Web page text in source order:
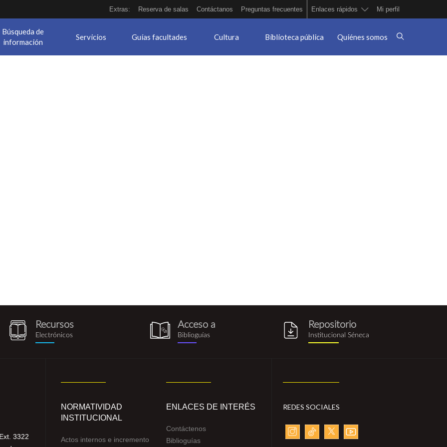
Extras: Reserva de salas Contáctanos Preguntas frecuentes Enlaces rápidos Mi perfil
Búsqueda de
información
Servicios Guías facultades Cultura Biblioteca pública Quiénes somos
recursos_electronicos.png
Recursos
Electrónicos biblioguia.png
Acceso a
Biblioguías
Repositorio
Institucional Séneca
3322
NORMATIVIDAD
INSTITUCIONAL
Actos internos e incremento
ENLACES DE INTERÉS
Contáctenos
Biblioguías
REDES SOCIALES